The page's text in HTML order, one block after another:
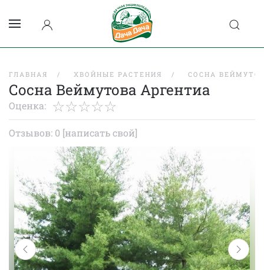
ГЛАВНАЯ ХВОЙНЫЕ РАСТЕНИЯ СОСНА
Сосна Веймутова Аргентиа
Оценка:
Отзывов: 0 [написать свой]